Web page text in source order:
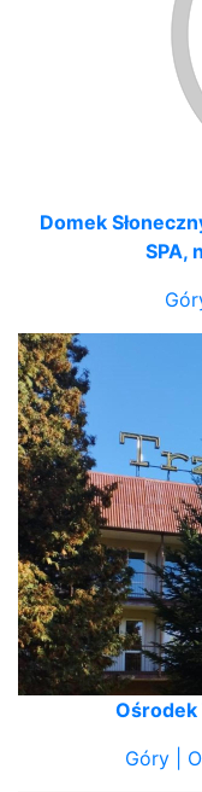
Domek
SPA,
Ośrodek
Góry |